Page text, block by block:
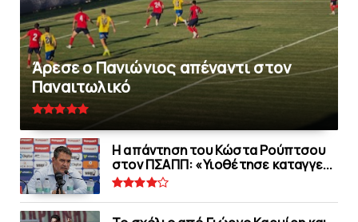
Άρεσε ο Πανιώνιος απέναντι στoν
Παναιτωλικό
Η απάντηση του Κώστα Ρούπτσου
στον ΠΣΑΠΠ: «Υιοθέτησε καταγγε...